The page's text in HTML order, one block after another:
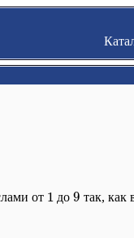
от 1 до9 так, как